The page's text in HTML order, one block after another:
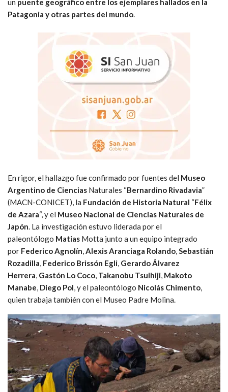
un puente geográfico entre los ejemplares hallados en la
Patagonia y otras partes del mundo.
En rigor, el hallazgo fue confirmado por fuentes del Museo
Argentino de Ciencias Naturales “Bernardino Rivadavia”
(MACN-CONICET), la Fundación de Historia Natural “Félix
de Azara“, y el Museo Nacional de Ciencias Naturales de
Japón. La investigación estuvo liderada por el
paleontólogo Matias Motta junto a un equipo integrado
por Federico Agnolín,Alexis Aranciaga Rolando,Sebastián
Rozadilla, Federico Brissón Egli, Gerardo Álvarez
Herrera, Gastón Lo Coco, Takanobu Tsuihiji, Makoto
Manabe, Diego Pol, y el paleontólogo Nicolás Chimento,
quien trabaja también con el Museo Padre Molina.